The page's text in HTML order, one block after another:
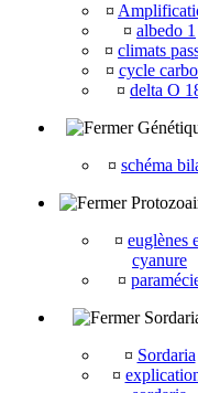
¤
¤ albedo 1
¤ climats
¤ cycle
¤ delta O
¤ schéma
¤ euglènes
cyanure
¤
¤ Sordaria
¤